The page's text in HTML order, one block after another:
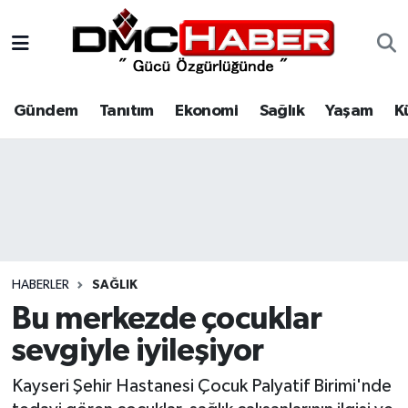
Gündem Tanıtım Ekonomi Sağlık Yaşam
HABERLER SAĞLIK
Bu merkezde çocuklar
sevgiyle iyileşiyor
Kayseri Şehir Hastanesi Çocuk Palyatif Birimi'nde
Tanıtım
Spor
Siyaset
Nöbetçi Eczaneler
Hava Durumu
Haber Arşivi